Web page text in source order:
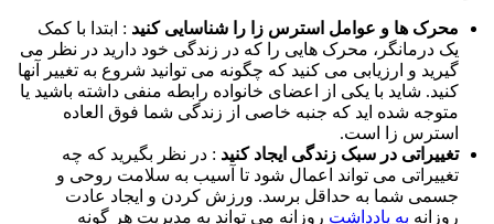
محرک ها و عوامل استرس زا را شناسایی کنید : ابتدا با کمک
یک درمانگر، محرک هایی را که در زندگی خود دارید در نظر می
گیرید و ارزیابی می کنید که چگونه می توانید شروع به تغییر آنها
کنید. شاید با یکی از اعضای خانواده رابطه منفی داشته باشید یا
متوجه شده اید که جنبه خاصی از زندگی شما فوق العاده
استرس زا است.
تغییراتی در سبک زندگی ایجاد کنید : در نظر بگیرید که چه
تغییراتی می تواند اعمال شود تا آسیب به سلامت روحی و
جسمی شما به حداقل برسد. ورزش کردن و ایجاد عادت
روزانه به یادداشت روزانه می تواند به مدیریت هر گونه